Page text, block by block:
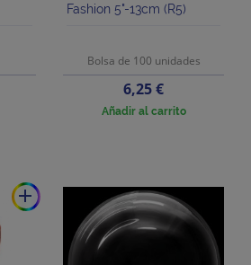
Fashion 5"-13cm (R5)
Bolsa de 100 unidades
Precio
6,25 €
Añadir al carrito
add